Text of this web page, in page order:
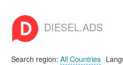
DIESEL.ADS
Search region: All Countries